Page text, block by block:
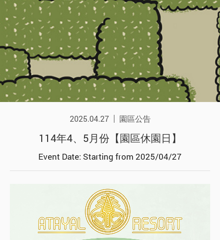
2025.04.27 園區公告
114年4、5月份【園區休園日】
Event Date: Starting from 2025/04/27